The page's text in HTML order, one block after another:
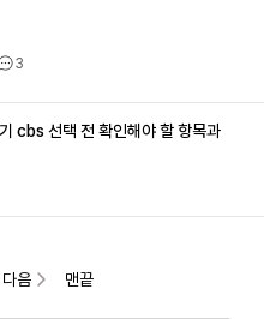
3
다음 맨끝